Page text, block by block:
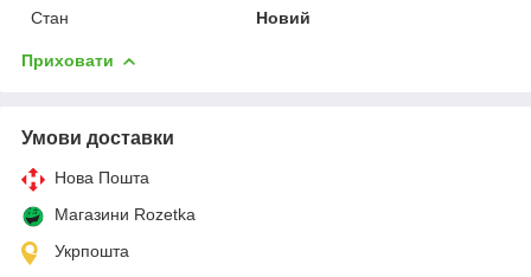
Стан
Новий
Приховати
Умови доставки
Нова Пошта
Магазини Rozetka
Укрпошта